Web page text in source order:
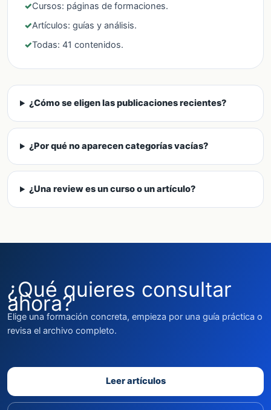
Cursos: páginas de formaciones.
Artículos: guías y análisis.
Todas: 41 contenidos.
¿Cómo se eligen las publicaciones recientes?
¿Por qué no aparecen categorías vacías?
¿Una review es un curso o un artículo?
¿Qué quieres consultar
ahora?
Elige una formación concreta, empieza por una guía práctica o
revisa el archivo completo.
Leer artículos